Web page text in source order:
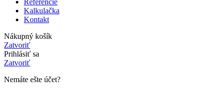
Kalkulačka
Kontakt
Nákupný košík
Zatvoriť
Prihlásiť sa
Zatvoriť
Nemáte ešte účet?